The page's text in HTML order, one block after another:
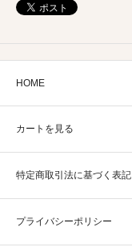
HOME
カートを見る
特定商取引法に基づく表記
プライバシーポリシー